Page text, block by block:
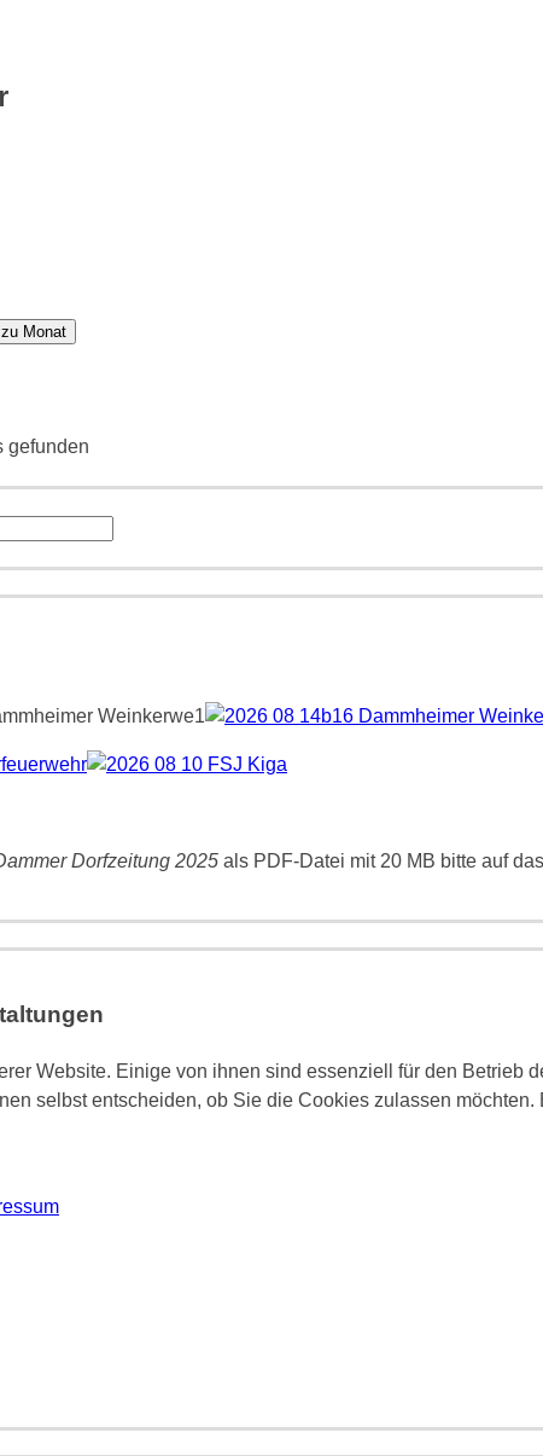
Monat
gefunden
Dorfzeitung 2025 als PDF-Datei mit 20 MB bitte auf
Website. Einige von ihnen sind essenziell für den
selbst entscheiden, ob Sie die Cookies zulassen